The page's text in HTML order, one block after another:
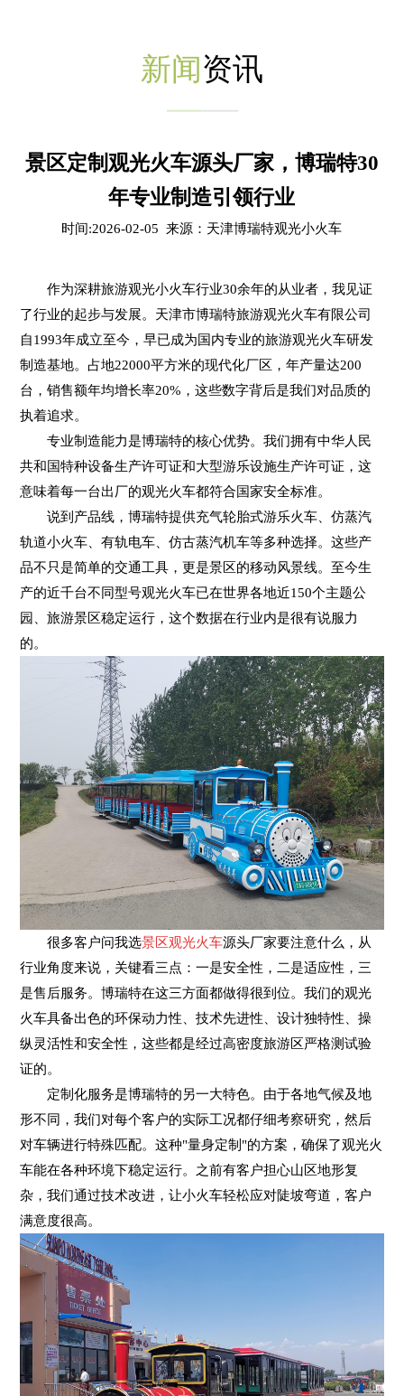
新闻资讯
景区定制观光火车源头厂家，博瑞特30
年专业制造引领行业
时间:2026-02-05 来源：天津博瑞特观光小火车
作为深耕旅游观光小火车行业30余年的从业者，我见证
了行业的起步与发展。天津市博瑞特旅游观光火车有限公司
自1993年成立至今，早已成为国内专业的旅游观光火车研发
制造基地。占地22000平方米的现代化厂区，年产量达200
台，销售额年均增长率20%，这些数字背后是我们对品质的
执着追求。
专业制造能力是博瑞特的核心优势。我们拥有中华人民
共和国特种设备生产许可证和大型游乐设施生产许可证，这
意味着每一台出厂的观光火车都符合国家安全标准。
说到产品线，博瑞特提供充气轮胎式游乐火车、仿蒸汽
轨道小火车、有轨电车、仿古蒸汽机车等多种选择。这些产
品不只是简单的交通工具，更是景区的移动风景线。至今生
产的近千台不同型号观光火车已在世界各地近150个主题公
园、旅游景区稳定运行，这个数据在行业内是很有说服力
的。
很多客户问我选景区观光火车源头厂家要注意什么，从
行业角度来说，关键看三点：一是安全性，二是适应性，三
是售后服务。博瑞特在这三方面都做得很到位。我们的观光
火车具备出色的环保动力性、技术先进性、设计独特性、操
纵灵活性和安全性，这些都是经过高密度旅游区严格测试验
证的。
定制化服务是博瑞特的另一大特色。由于各地气候及地
形不同，我们对每个客户的实际工况都仔细考察研究，然后
对车辆进行特殊匹配。这种"量身定制"的方案，确保了观光火
车能在各种环境下稳定运行。之前有客户担心山区地形复
杂，我们通过技术改进，让小火车轻松应对陡坡弯道，客户
满意度很高。